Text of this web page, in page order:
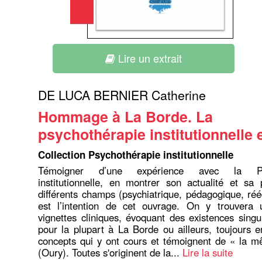
Lire un extrait
DE LUCA BERNIER Catherine
Hommage à La Borde. La
psychothérapie institutionnelle
Collection Psychothérapie institutionnelle
Témoigner d’une expérience avec la
institutionnelle, en montrer son actualité et sa
différents champs (psychiatrique, pédagogique,
est l’intention de cet ouvrage. On y trouvera
vignettes cliniques, évoquant des existences
pour la plupart à La Borde ou ailleurs, toujours
concepts qui y ont cours et témoignent de « la
(Oury). Toutes s'originent de la... Lire la suite